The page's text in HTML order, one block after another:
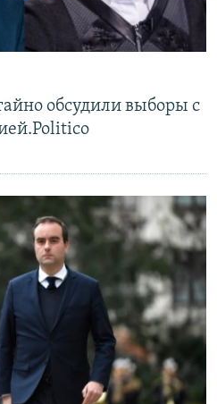
обсудили выборы с